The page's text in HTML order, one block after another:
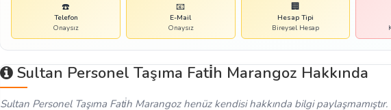
☎️
Telefon
Onaysız
📧
E-Mail
Onaysız
🏢
Hesap Tipi
Bireysel Hesap
Sultan Personel Taşıma Fati̇h Marangoz Hakkında
Sultan Personel Taşıma Fati̇h Marangoz henüz kendisi hakkında bilgi